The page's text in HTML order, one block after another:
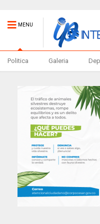
MENU
Politica Galeria